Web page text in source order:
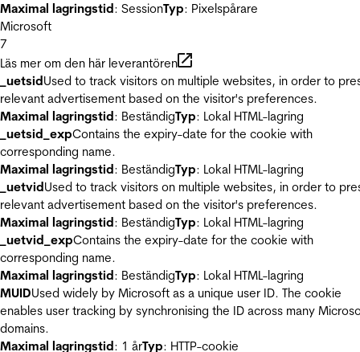
Maximal lagringstid: SessionTyp: Pixelspårare
Microsoft
7
Läs mer om den här leverantören
_uetsidUsed to track visitors on multiple websites, in order to
relevant advertisement based on the visitor's preferences.
Maximal lagringstid: BeständigTyp: Lokal HTML-lagring
_uetsid_expContains the expiry-date for the cookie with
corresponding name.
Maximal lagringstid: BeständigTyp: Lokal HTML-lagring
_uetvidUsed to track visitors on multiple websites, in order to
relevant advertisement based on the visitor's preferences.
Maximal lagringstid: BeständigTyp: Lokal HTML-lagring
_uetvid_expContains the expiry-date for the cookie with
corresponding name.
Maximal lagringstid: BeständigTyp: Lokal HTML-lagring
MUIDUsed widely by Microsoft as a unique user ID. The cookie
enables user tracking by synchronising the ID across many
domains.
Maximal lagringstid: 1 årTyp: HTTP-cookie